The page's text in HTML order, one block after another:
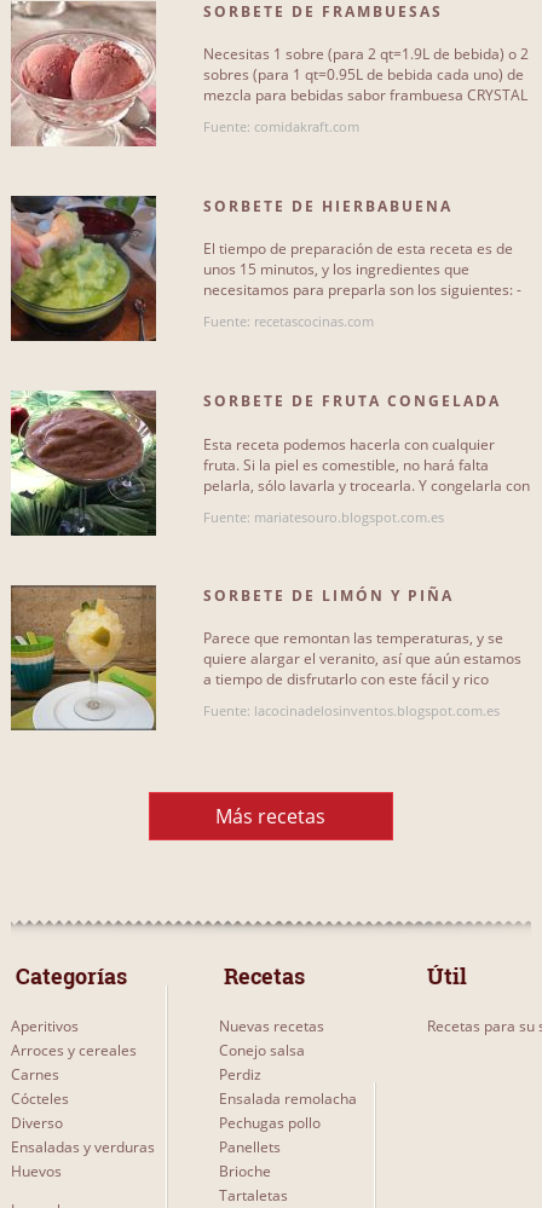
SORBETE DE FRAMBUESAS
Necesitas 1 sobre (para 2 qt=1.9L de bebida) o 2
sobres (para 1 qt=0.95L de bebida cada uno) de
mezcla para bebidas sabor frambuesa CRYSTAL
Fuente: comidakraft.com
SORBETE DE HIERBABUENA
El tiempo de preparación de esta receta es de
unos 15 minutos, y los ingredientes que
necesitamos para preparla son los siguientes: -
Fuente: recetascocinas.com
SORBETE DE FRUTA CONGELADA
Esta receta podemos hacerla con cualquier
fruta. Si la piel es comestible, no hará falta
pelarla, sólo lavarla y trocearla. Y congelarla con
Fuente: mariatesouro.blogspot.com.es
SORBETE DE LIMÓN Y PIÑA
Parece que remontan las temperaturas, y se
quiere alargar el veranito, así que aún estamos
a tiempo de disfrutarlo con este fácil y rico
Fuente: lacocinadelosinventos.blogspot.com.es
Más recetas
Categorías
Aperitivos
Arroces y cereales
Carnes
Cócteles
Diverso
Ensaladas y verduras
Huevos
Recetas
Nuevas recetas
Conejo salsa
Perdiz
Ensalada remolacha
Pechugas pollo
Panellets
Brioche
Tartaletas
Útil
Recetas para su